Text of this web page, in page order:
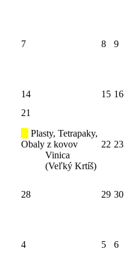
7 8 9
14 15 16
21
Plasty, Tetrapaky,
Obaly z kovov
Vinica
(Veľký Krtíš)
22 23
28 29 30
4 5 6